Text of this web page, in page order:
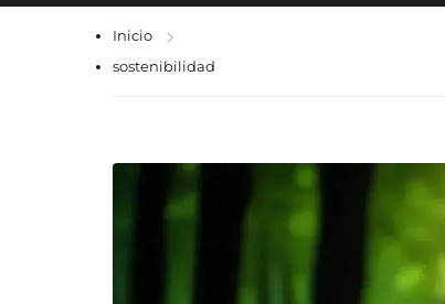
Inicio
sostenibilidad